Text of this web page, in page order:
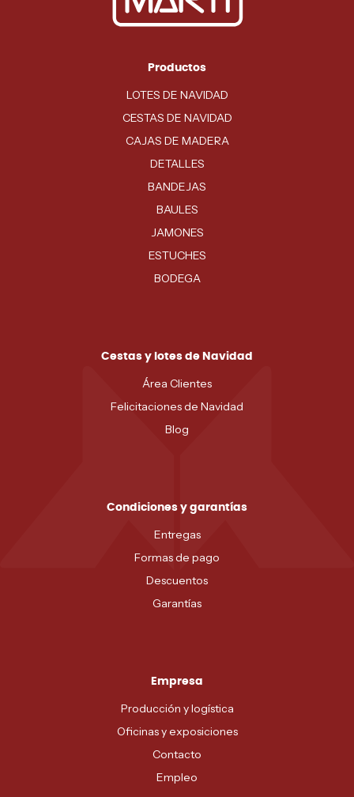
Productos
LOTES DE NAVIDAD
CESTAS DE NAVIDAD
CAJAS DE MADERA
DETALLES
BANDEJAS
BAULES
JAMONES
ESTUCHES
BODEGA
Cestas y lotes de Navidad
Área Clientes
Felicitaciones de Navidad
Blog
Condiciones y garantías
Entregas
Formas de pago
Descuentos
Garantías
Empresa
Producción y logística
Oficinas y exposiciones
Contacto
Empleo